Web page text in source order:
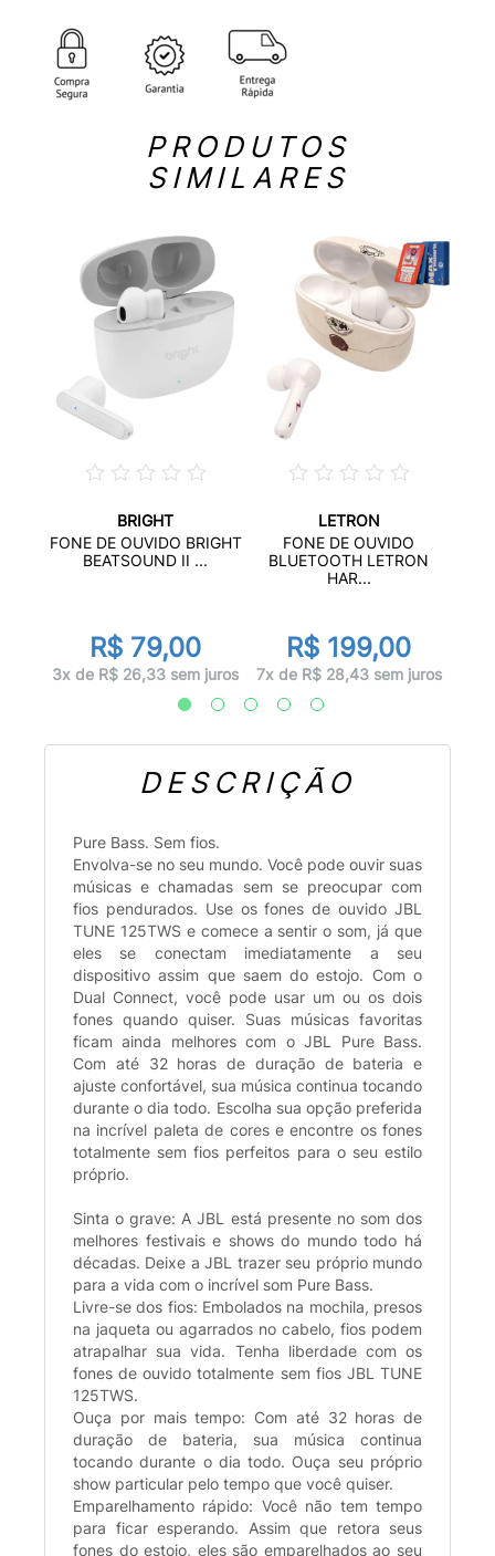
PRODUTOS
SIMILARES
BRIGHT
FONE DE OUVIDO BRIGHT
BEATSOUND II ...
R$ 79,00
3x de R$ 26,33 sem juros
LETRON
FONE DE OUVIDO
BLUETOOTH LETRON
HAR...
R$ 199,00
7x de R$ 28,43 sem juros
DESCRIÇÃO
Pure Bass. Sem fios.
Envolva-se no seu mundo. Você pode ouvir suas
músicas e chamadas sem se preocupar com
fios pendurados. Use os fones de ouvido JBL
TUNE 125TWS e comece a sentir o som, já que
eles se conectam imediatamente a seu
dispositivo assim que saem do estojo. Com o
Dual Connect, você pode usar um ou os dois
fones quando quiser. Suas músicas favoritas
ficam ainda melhores com o JBL Pure Bass.
Com até 32 horas de duração de bateria e
ajuste confortável, sua música continua tocando
durante o dia todo. Escolha sua opção preferida
na incrível paleta de cores e encontre os fones
totalmente sem fios perfeitos para o seu estilo
próprio.
Sinta o grave: A JBL está presente no som dos
melhores festivais e shows do mundo todo há
décadas. Deixe a JBL trazer seu próprio mundo
para a vida com o incrível som Pure Bass.
Livre-se dos fios: Embolados na mochila, presos
na jaqueta ou agarrados no cabelo, fios podem
atrapalhar sua vida. Tenha liberdade com os
fones de ouvido totalmente sem fios JBL TUNE
125TWS.
Ouça por mais tempo: Com até 32 horas de
duração de bateria, sua música continua
tocando durante o dia todo. Ouça seu próprio
show particular pelo tempo que você quiser.
Emparelhamento rápido: Você não tem tempo
para ficar esperando. Assim que retora seus
fones do estojo, eles são emparelhados ao seu